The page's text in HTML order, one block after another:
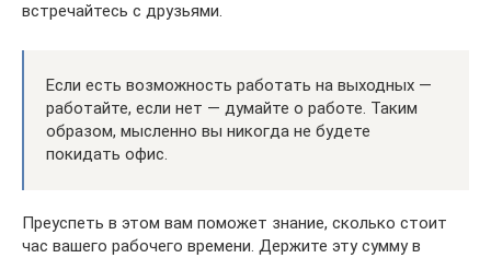
встречайтесь с друзьями.
Если есть возможность работать на выходных —
работайте, если нет — думайте о работе. Таким
образом, мысленно вы никогда не будете
покидать офис.
Преуспеть в этом вам поможет знание, сколько стоит
час вашего рабочего времени. Держите эту сумму в